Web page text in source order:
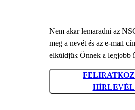
Nem akar lemaradni az
meg a nevét és az e-mail
elküldjük Önnek a legjobb